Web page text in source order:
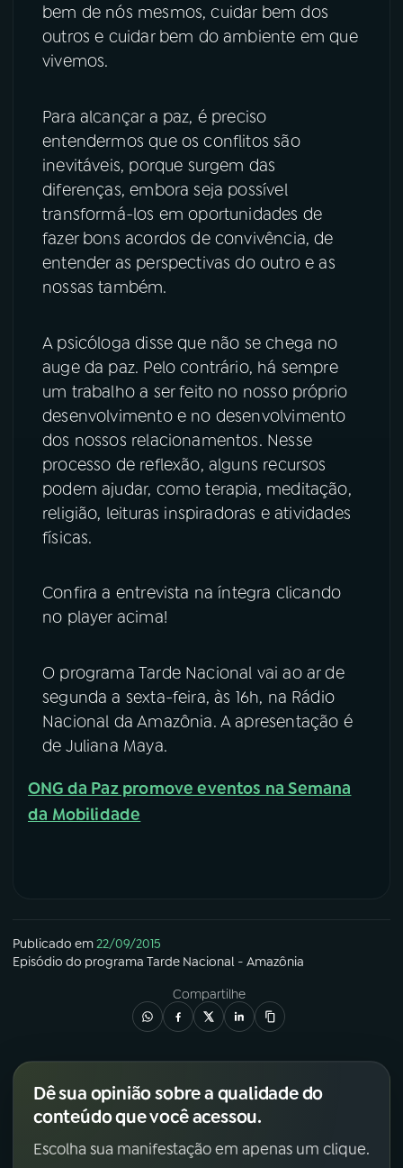
TikTok
bem de nós mesmos, cuidar bem dos
outros e cuidar bem do ambiente em que
vivemos.
Para alcançar a paz, é preciso
entendermos que os conflitos são
inevitáveis, porque surgem das
diferenças, embora seja possível
transformá-los em oportunidades de
fazer bons acordos de convivência, de
entender as perspectivas do outro e as
nossas também.
A psicóloga disse que não se chega no
auge da paz. Pelo contrário, há sempre
um trabalho a ser feito no nosso próprio
desenvolvimento e no desenvolvimento
dos nossos relacionamentos. Nesse
processo de reflexão, alguns recursos
podem ajudar, como terapia, meditação,
religião, leituras inspiradoras e atividades
físicas.
Confira a entrevista na íntegra clicando
no player acima!
O programa Tarde Nacional vai ao ar de
segunda a sexta-feira, às 16h, na Rádio
Nacional da Amazônia. A apresentação é
de Juliana Maya.
ONG da Paz promove eventos na Semana
da Mobilidade
Publicado em22/09/2015
Episódio do programa Tarde Nacional - Amazônia
Compartilhe
Dê sua opinião sobre a qualidade do
conteúdo que você acessou.
Escolha sua manifestação em apenas um clique.